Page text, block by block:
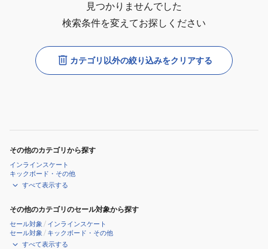
見つかりませんでした
検索条件を変えてお探しください
カテゴリ以外の絞り込みをクリアする
その他のカテゴリから探す
インラインスケート
キックボード・その他
すべて表示する
その他のカテゴリのセール対象から探す
セール対象 / インラインスケート
セール対象 / キックボード・その他
すべて表示する